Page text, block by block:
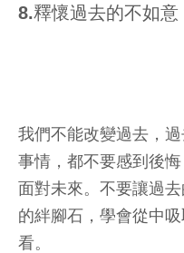
8.釋懷過去的不如意
我們不能改變過去，
事情，都不要感到後
面對未來。不要讓過
的絆腳石，學會從中
看。